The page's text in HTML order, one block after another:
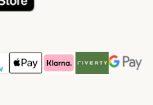
Method
Method
Payment Method
Apple Pay Payment Method
Klarna Payment Method
Riverty Payment
Google